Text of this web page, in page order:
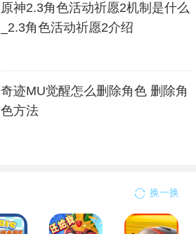
原神2.3角色活动祈愿2机制是什么
_2.3角色活动祈愿2介绍
奇迹MU觉醒怎么删除角色 删除角
色方法
换一换